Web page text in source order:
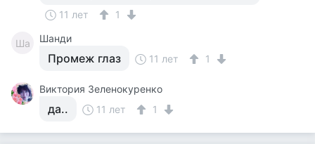
11 лет 1
Ша Шанди
Промеж глаз 11 лет 1
Виктория Зеленокуренко
да.. 11 лет 1